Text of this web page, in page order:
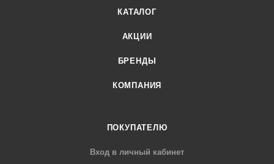
КАТАЛОГ
АКЦИИ
БРЕНДЫ
КОМПАНИЯ
ПОКУПАТЕЛЮ
Вход в личный кабинет